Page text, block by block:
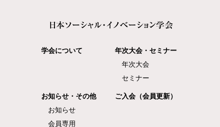
学会について
年次大会・セミナー
年次大会
セミナー
お知らせ・その他
お知らせ
会員専用
ご入会（会員更新）